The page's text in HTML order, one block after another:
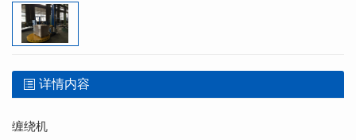
详情内容
缠绕机